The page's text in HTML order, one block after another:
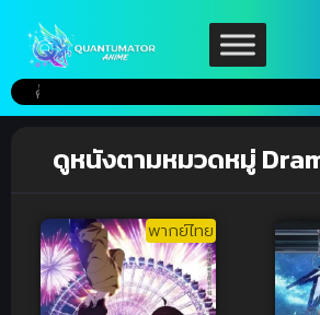
ดูหนังตามหมวดหมู่
พากย์ไทย